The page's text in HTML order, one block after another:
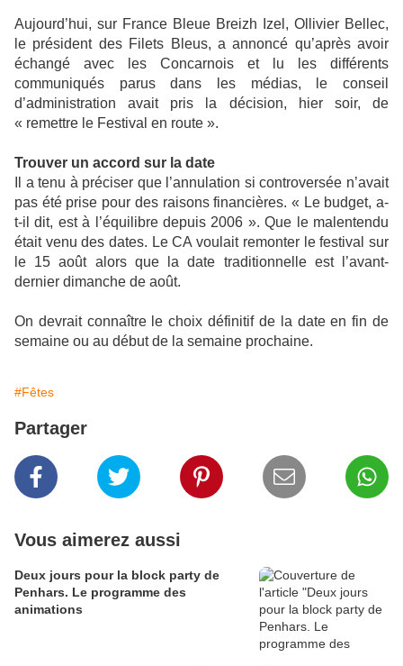
Aujourd’hui, sur France Bleue Breizh Izel, Ollivier Bellec,
le président des Filets Bleus, a annoncé qu’après avoir
échangé avec les Concarnois et lu les différents
communiqués parus dans les médias, le conseil
d’administration avait pris la décision, hier soir, de
« remettre le Festival en route ».
Trouver un accord sur la date
Il a tenu à préciser que l’annulation si controversée n’avait
pas été prise pour des raisons financières. « Le budget, a-
t-il dit, est à l’équilibre depuis 2006 ». Que le malentendu
était venu des dates. Le CA voulait remonter le festival sur
le 15 août alors que la date traditionnelle est l’avant-
dernier dimanche de août.
On devrait connaître le choix définitif de la date en fin de
semaine ou au début de la semaine prochaine.
#Fêtes
Partager
Vous aimerez aussi
Deux jours pour la block party de
Penhars. Le programme des
animations